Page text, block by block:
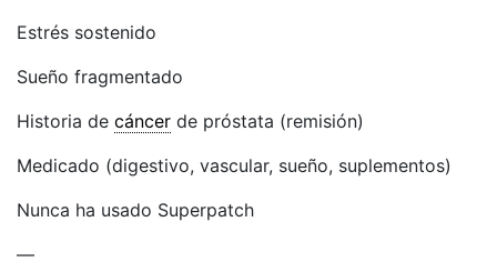
Estrés sostenido
Sueño fragmentado
Historia de cáncer de próstata (remisión)
Medicado (digestivo, vascular, sueño, suplementos)
Nunca ha usado Superpatch
—